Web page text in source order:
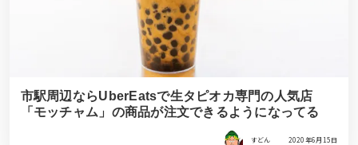
市駅周辺ならUberEatsで生タピオカ専門の人気店
「モッチャム」の商品が注文できるようになってる
すどん 2020年6月15日